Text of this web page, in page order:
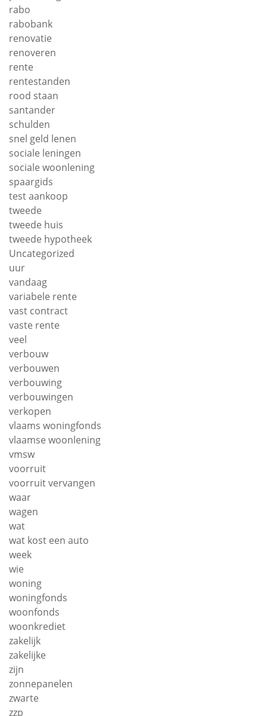
rabo
rabobank
renovatie
renoveren
rente
rentestanden
rood staan
santander
schulden
snel geld lenen
sociale leningen
sociale woonlening
spaargids
test aankoop
tweede
tweede huis
tweede hypotheek
Uncategorized
uur
vandaag
variabele rente
vast contract
vaste rente
veel
verbouw
verbouwen
verbouwing
verbouwingen
verkopen
vlaams woningfonds
vlaamse woonlening
vmsw
voorruit
voorruit vervangen
waar
wagen
wat
wat kost een auto
week
wie
woning
woningfonds
woonfonds
woonkrediet
zakelijk
zakelijke
zijn
zonnepanelen
zwarte
zzp